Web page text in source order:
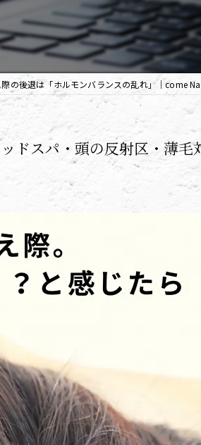
際の後退は「ホルモンバランスの乱れ」｜come
スパ・頭の反射区・薄毛